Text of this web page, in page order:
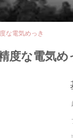
な電気めっき
度な電気め